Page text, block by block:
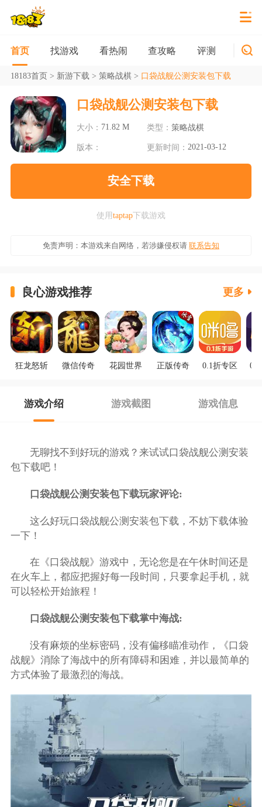
首页 找游戏 看热闹 查攻略 评测 新游
18183首页> 新游下载> 策略战棋> 口袋战舰公测安装包下载
口袋战舰公测安装包下载
大小： 71.82 M 类型： 策略战棋
版本： 更新时间： 2021-03-12
安全下载
使用taptap下载游戏
免责声明：本游戏来自网络，若涉嫌侵权请 联系告知
良心游戏推荐 更多
狂龙怒斩 微信传奇 花园世界 正版传奇 0.1折专区
游戏介绍 游戏截图 游戏信息
无聊找不到好玩的游戏？来试试口袋战舰公测安装
包下载吧！
口袋战舰公测安装包下载玩家评论:
这么好玩口袋战舰公测安装包下载，不妨下载体验
一下！
在《口袋战舰》游戏中，无论您是在午休时间还是
在火车上，都应把握好每一段时间，只要拿起手机，就
可以轻松开始旅程！
口袋战舰公测安装包下载掌中海战:
没有麻烦的坐标密码，没有偏移瞄准动作，《口袋
战舰》消除了海战中的所有障碍和困难，并以最简单的
方式体验了最激烈的海战。